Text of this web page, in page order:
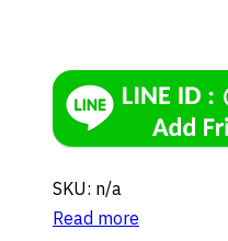
SKU: n/a
Read more